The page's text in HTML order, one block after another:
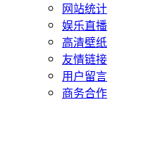
网站统计
娱乐直播
高清壁纸
友情链接
用户留言
商务合作